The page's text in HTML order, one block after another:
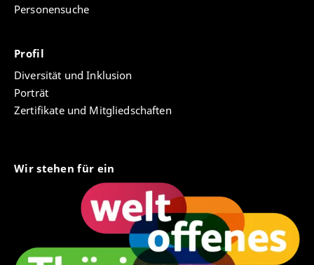
Personensuche
Profil
Diversität und Inklusion
Porträt
Zertifikate und Mitgliedschaften
Wir stehen für ein